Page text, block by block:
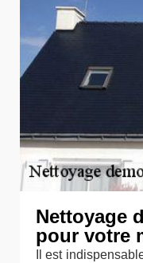
Nettoyage
pour votre
Il est